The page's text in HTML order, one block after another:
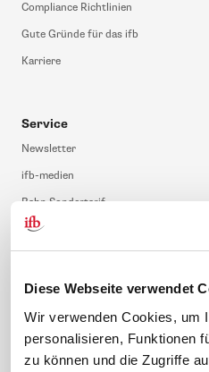
Diese Webseite verwendet
Wir verwenden Cookies, um
personalisieren, Funktionen
zu können und die Zugriffe
Compliance Richtlinien
Gute Gründe für das ifb
Karriere
Service
Newsletter
ifb-medien
Bahn Sondertarif
meinifb
Downloads & Formulare
FAQ
ifb-App Betriebsrat360
News. Wissen. Themen.